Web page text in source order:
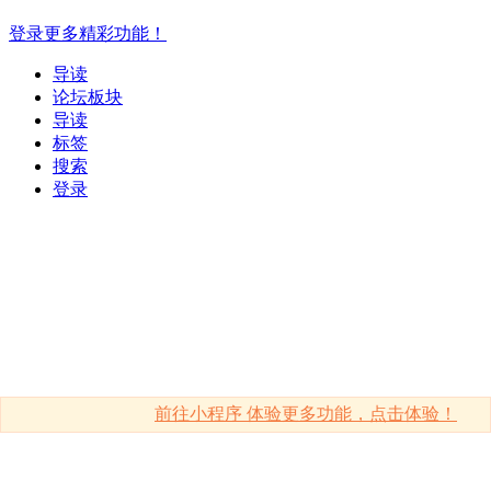
前往小程序 体验更多功能，点击体验！
登录更多精彩功能！
导读
论坛板块
导读
标签
搜索
登录